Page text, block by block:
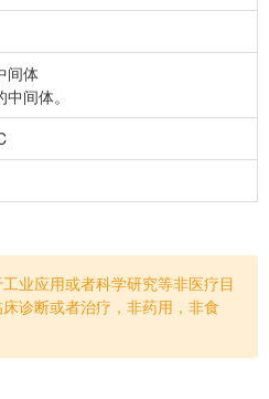
间体
间体。
业应用或者科学研究等非医疗目
诊断或者治疗，非药用，非食